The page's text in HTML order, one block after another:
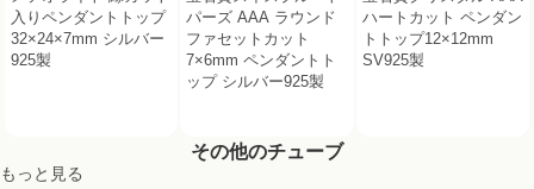
入りペンダントトップ
32×24×7mm シルバー
925製
パーズ AAA ラウンド
ファセットカット
7×6mm ペンダントト
ップ シルバー925製
ハートカット ペンダン
トトップ12×12mm
SV925製
その他のチューブ
もっと見る